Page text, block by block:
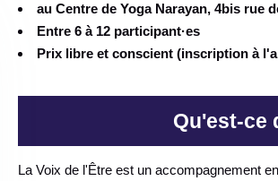
au Centre de Yoga Narayan, 4bis rue
Entre 6 à 12 participant·es
Prix libre et conscient (inscription à
Qu'est-ce
La Voix de l'Être est un accompagnement